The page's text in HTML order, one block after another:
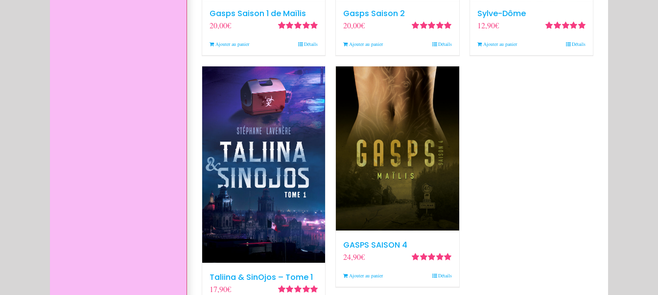
Gasps Saison 1 de Maïlis
20,00€
Ajouter au panier Détails
Gasps Saison 2
20,00€
Ajouter au panier Détails
Sylve-Dôme
12,90€
Ajouter au panier Détails
Taliina & SinOjos – Tome 1
17,90€
GASPS SAISON 4
24,90€
Ajouter au panier Détails